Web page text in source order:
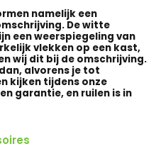
namelijk een
De witte
een weerspiegeling van
vlekken op een kast,
wij dit bij de omschrijving.
alvorens je tot
kijken tijdens onze
garantie, en ruilen is in